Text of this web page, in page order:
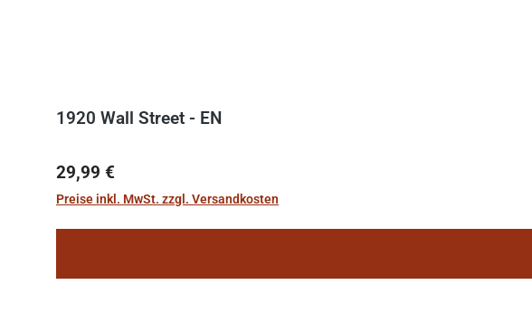
1920 Wall Street - EN
Regulärer Preis:
29,99 €
Preise inkl. MwSt. zzgl. Versandkosten